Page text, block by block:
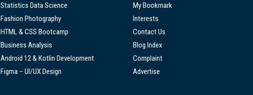
Statistics Data Science
Fashion Photography
HTML & CSS Bootcamp
Business Analysis
Android 12 & Kotlin Development
Figma – UI/UX Design
My Bookmark
Interests
Contact Us
Blog Index
Complaint
Advertise